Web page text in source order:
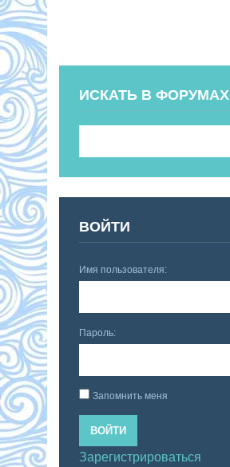
ИСКАТЬ В ФОРУМАХ
ВОЙТИ
Имя пользователя:
Пароль:
Запомнить меня
ВОЙТИ
Зарегистрироваться